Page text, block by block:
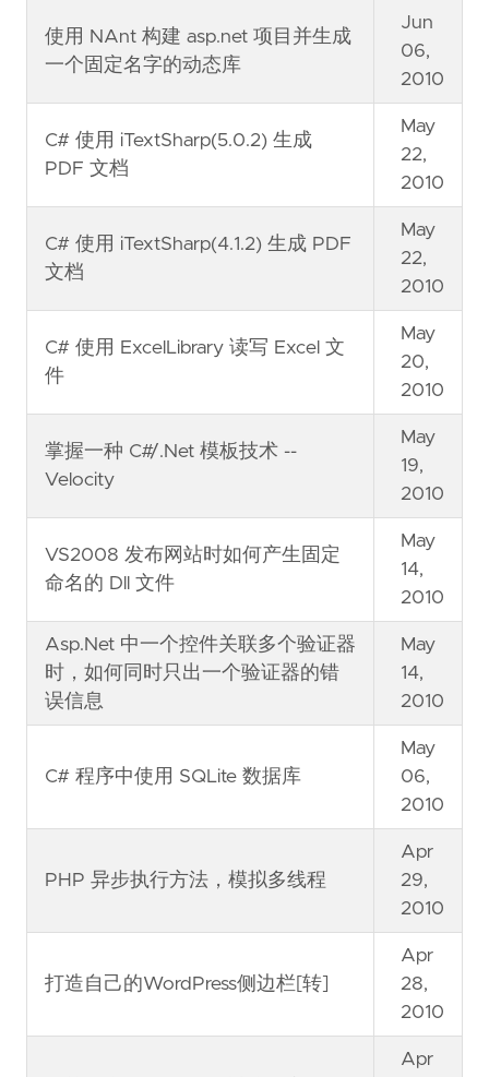
使用 NAnt 构建 asp.net 项目并生成
一个固定名字的动态库
Jun
06,
2010
C# 使用 iTextSharp(5.0.2) 生成
PDF 文档
May
22,
2010
C# 使用 iTextSharp(4.1.2) 生成 PDF
文档
May
22,
2010
C# 使用 ExcelLibrary 读写 Excel 文
件
May
20,
2010
掌握一种 C#/.Net 模板技术 --
Velocity
May
19,
2010
VS2008 发布网站时如何产生固定
命名的 Dll 文件
May
14,
2010
Asp.Net 中一个控件关联多个验证器
时，如何同时只出一个验证器的错
误信息
May
14,
2010
C# 程序中使用 SQLite 数据库
May
06,
2010
PHP 异步执行方法，模拟多线程
Apr
29,
2010
打造自己的WordPress侧边栏[转]
Apr
28,
2010
Apr